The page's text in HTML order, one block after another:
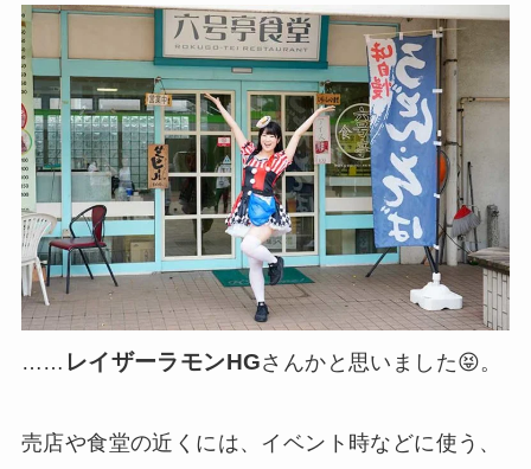
…… レイザーラモンHGさんかと思いました😝。
売店や食堂の近くには、イベント時などに使う、